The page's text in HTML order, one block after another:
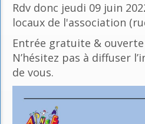
Rdv donc jeudi 09 juin
locaux de l'association
Entrée gratuite &
N’hésitez pas à diffuser
de vous.